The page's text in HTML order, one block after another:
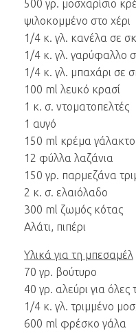
500 γρ. μοσχαρίσιο
ψιλοκομμένο στο χέρι
1/4 κ. γλ. κανέλα σε
1/4 κ. γλ. γαρύφαλλο
1/4 κ. γλ. μπαχάρι σε
100 ml λευκό κρασί
1 κ. σ. ντοματοπελτές
1 αυγό
150 ml κρέμα
12 φύλλα λαζάνια
150 γρ. παρμεζάνα
2 κ. σ. ελαιόλαδο
300 ml ζωμός κότας
Αλάτι, πιπέρι
Υλικά για τη μπεσαμέλ
70 γρ. βούτυρο
40 γρ. αλεύρι για όλες
1/4 κ. γλ. τριμμένο
600 ml φρέσκο γάλα